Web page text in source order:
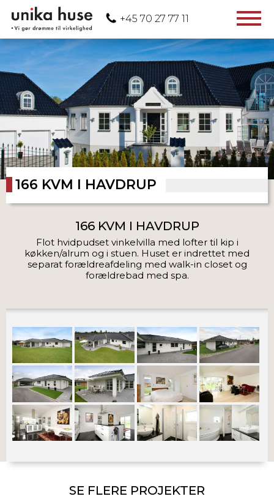
+45 70 27 77 11
VELKOMMEN
PROFIL
AKTUELLE PROJEKTER
TIDLIGERE PROJEKTER
166 KVM I HAVDRUP
166 KVM I HAVDRUP
Flot hvidpudset vinkelvilla med lofter til kip i
køkken/alrum og i stuen. Huset er indrettet med
separatforældreafdeling med walk-in closet og
forældrebad med spa.
SE FLERE PROJEKTER